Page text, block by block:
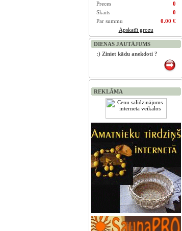
Preces
0
Skaits
0
Par summu
0.00 €
Apskatīt grozu
DIENAS JAUTĀJUMS
:) Ziniet kādu anekdoti ?
REKLĀMA